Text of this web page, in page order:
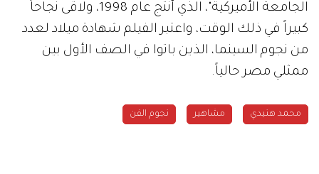
الجامعة الأميركية"، الذي أنتج عام 1998، ولاقى نجاحاً
كبيراً في ذلك الوقت، واعتبر الفيلم شهادة ميلاد لعدد
من نجوم السينما، الذين باتوا في الصف الأول بين
ممثلي مصر حالياً.
محمد هنيدي مشاهير نجوم الفن